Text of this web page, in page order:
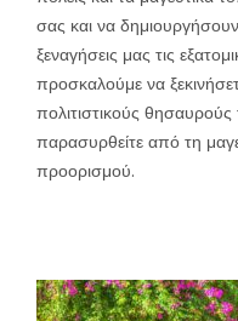
σας και να
ξεναγήσεις μας τις
προσκαλούμε να
πολιτιστικούς
παρασυρθείτε από τη
προορισμού.